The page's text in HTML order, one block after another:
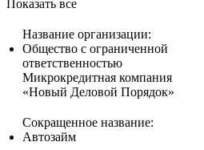
Показать все
Название организации:
Общество с ограниченной
ответственностью
Микрокредитная компания
«Новый Деловой Порядок»
Сокращенное название:
Автозайм